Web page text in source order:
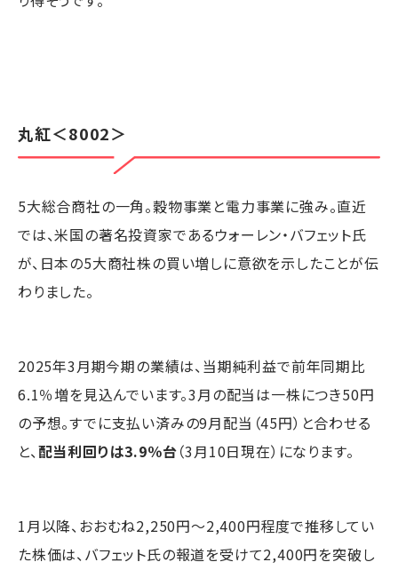
丸紅＜8002＞
5大総合商社の一角。穀物事業と電力事業に強み。直近
では、米国の著名投資家であるウォーレン・バフェット氏
が、日本の5大商社株の買い増しに意欲を示したことが伝
わりました。
2025年3月期今期の業績は、当期純利益で前年同期比
6.1％増を見込んでいます。3月の配当は一株につき50円
の予想。すでに支払い済みの9月配当（45円）と合わせる
と、配当利回りは3.9％台（3月10日現在）になります。
1月以降、おおむね2,250円～2,400円程度で推移してい
た株価は、バフェット氏の報道を受けて2,400円を突破し